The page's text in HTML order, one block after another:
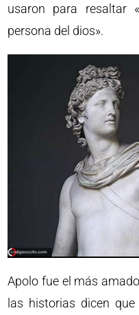
usaron para resaltar
persona del dios».
Apolo fue el más
las historias dicen